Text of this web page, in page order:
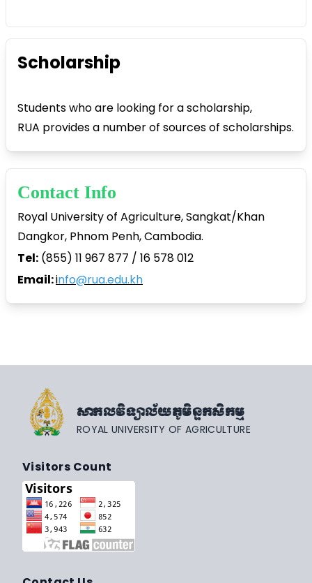
Scholarship
Students who are looking for a scholarship,
RUA provides a number of sources of scholarships.
Contact Info
Royal University of Agriculture, Sangkat/Khan
Dangkor, Phnom Penh, Cambodia.
Tel: (855) 11 967 877 / 16 578 012
Email:info@rua.edu.kh
សាកលវិទ្យាល័យភូមិន្ទកសិកម្ម
ROYAL UNIVERSITY OF AGRICULTURE
Visitors Count